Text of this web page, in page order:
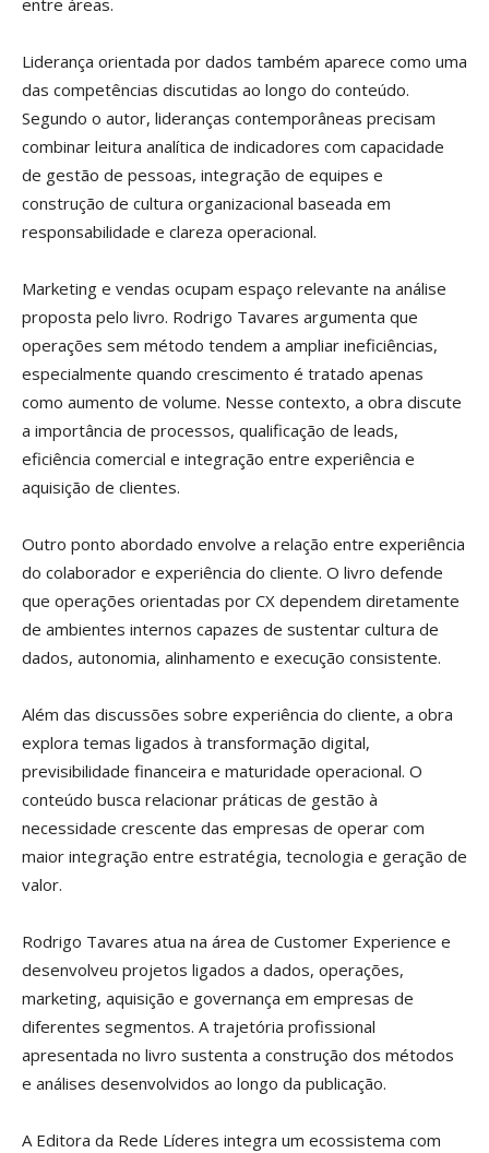
entre áreas.
Liderança orientada por dados também aparece como uma
das competências discutidas ao longo do conteúdo.
Segundo o autor, lideranças contemporâneas precisam
combinar leitura analítica de indicadores com capacidade
de gestão de pessoas, integração de equipes e
construção de cultura organizacional baseada em
responsabilidade e clareza operacional.
Marketing e vendas ocupam espaço relevante na análise
proposta pelo livro. Rodrigo Tavares argumenta que
operações sem método tendem a ampliar ineficiências,
especialmente quando crescimento é tratado apenas
como aumento de volume. Nesse contexto, a obra discute
a importância de processos, qualificação de leads,
eficiência comercial e integração entre experiência e
aquisição de clientes.
Outro ponto abordado envolve a relação entre experiência
do colaborador e experiência do cliente. O livro defende
que operações orientadas por CX dependem diretamente
de ambientes internos capazes de sustentar cultura de
dados, autonomia, alinhamento e execução consistente.
Além das discussões sobre experiência do cliente, a obra
explora temas ligados à transformação digital,
previsibilidade financeira e maturidade operacional. O
conteúdo busca relacionar práticas de gestão à
necessidade crescente das empresas de operar com
maior integração entre estratégia, tecnologia e geração de
valor.
Rodrigo Tavares atua na área de Customer Experience e
desenvolveu projetos ligados a dados, operações,
marketing, aquisição e governança em empresas de
diferentes segmentos. A trajetória profissional
apresentada no livro sustenta a construção dos métodos
e análises desenvolvidos ao longo da publicação.
A Editora da Rede Líderes integra um ecossistema com